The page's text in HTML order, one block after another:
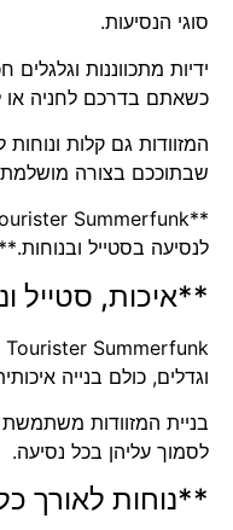
סוגי הנסיעות.
ידיות מתכווננות
כשאתם בדרכם לחניה
המזוודות גם קלות
שבתוככם בצורה
לנסיעה בסטייל ובנוחות.**
**איכות, סטייל
וגדלים, כולם בנייה
בניית המזוודות משתמשת
לסמוך עליהן בכל נסיעה.
**נוחות לאורך